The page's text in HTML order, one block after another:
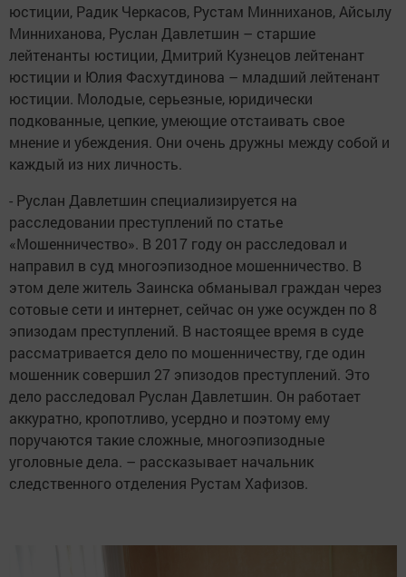
юстиции, Радик Черкасов, Рустам Минниханов, Айсылу
Минниханова, Руслан Давлетшин – старшие
лейтенанты юстиции, Дмитрий Кузнецов лейтенант
юстиции и Юлия Фасхутдинова – младший лейтенант
юстиции. Молодые, серьезные, юридически
подкованные, цепкие, умеющие отстаивать свое
мнение и убеждения. Они очень дружны между собой и
каждый из них личность.
- Руслан Давлетшин специализируется на
расследовании преступлений по статье
«Мошенничество». В 2017 году он расследовал и
направил в суд многоэпизодное мошенничество. В
этом деле житель Заинска обманывал граждан через
сотовые сети и интернет, сейчас он уже осужден по 8
эпизодам преступлений. В настоящее время в суде
рассматривается дело по мошенничеству, где один
мошенник совершил 27 эпизодов преступлений. Это
дело расследовал Руслан Давлетшин. Он работает
аккуратно, кропотливо, усердно и поэтому ему
поручаются такие сложные, многоэпизодные
уголовные дела. – рассказывает начальник
следственного отделения Рустам Хафизов.